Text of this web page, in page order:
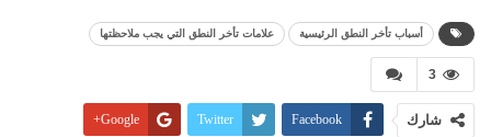
أسباب تأخر النطق الرئيسية علامات تأخر النطق التي يجب ملاحظتها
3
شارك Facebook
Twitter
Google+